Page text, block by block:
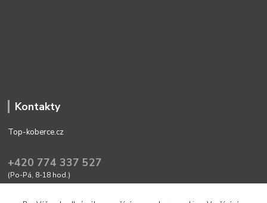
Kontakty
Top-koberce.cz
+420 774 337 527
(Po-Pá, 8-18 hod.)